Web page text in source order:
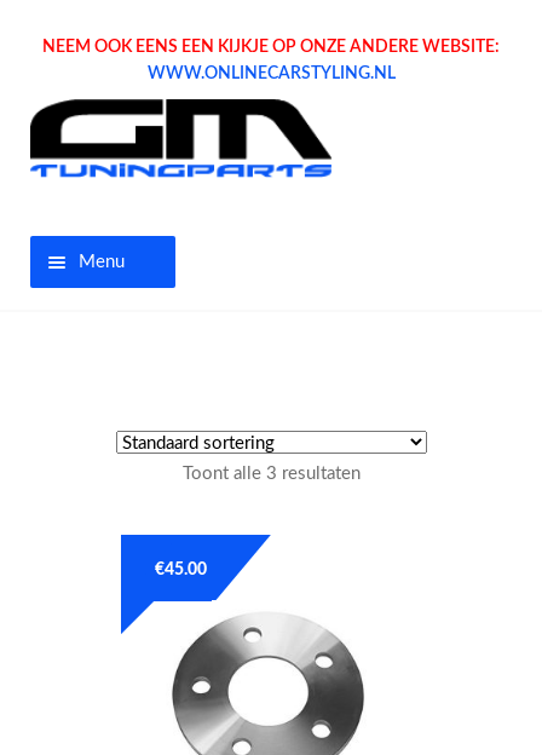
NEEM OOK EENS EEN KIJKJE OP ONZE ANDERE WEBSITE:
WWW.ONLINECARSTYLING.NL
Menu
Tuning parts
Bedrijfswagen parts
Toont alle 3 resultaten
€45.00